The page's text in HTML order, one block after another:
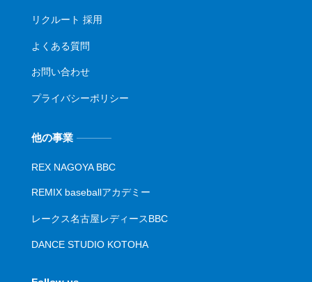
リクルート 採用
よくある質問
お問い合わせ
プライバシーポリシー
他の事業
REX NAGOYA BBC
REMIX baseballアカデミー
レークス名古屋レディースBBC
DANCE STUDIO KOTOHA